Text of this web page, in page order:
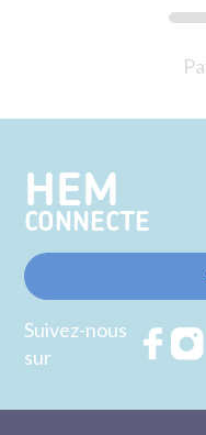
HEM
CONNECTE
Suivez-nous
sur